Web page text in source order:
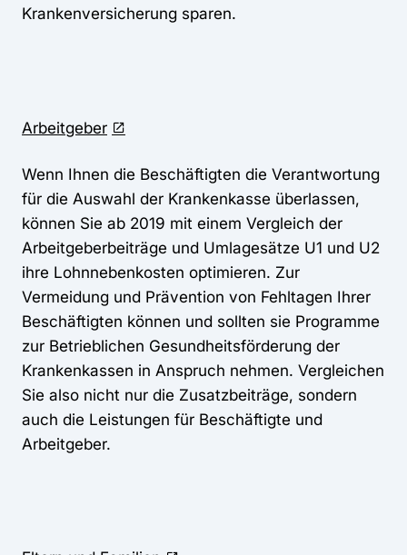
Krankenversicherung sparen.
Arbeitgeber
Wenn Ihnen die Beschäftigten die Verantwortung
für die Auswahl der Krankenkasse überlassen,
können Sie ab 2019 mit einem Vergleich der
Arbeitgeberbeiträge und Umlagesätze U1 und U2
ihre Lohnnebenkosten optimieren. Zur
Vermeidung und Prävention von Fehltagen Ihrer
Beschäftigten können und sollten sie Programme
zur Betrieblichen Gesundheitsförderung der
Krankenkassen in Anspruch nehmen. Vergleichen
Sie also nicht nur die Zusatzbeiträge, sondern
auch die Leistungen für Beschäftigte und
Arbeitgeber.